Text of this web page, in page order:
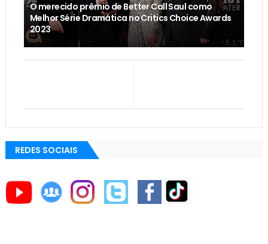
O merecido prêmio de Better Call Saul como
Melhor Série Dramática no Critics Choice Awards
2023
REDES SOCIAIS